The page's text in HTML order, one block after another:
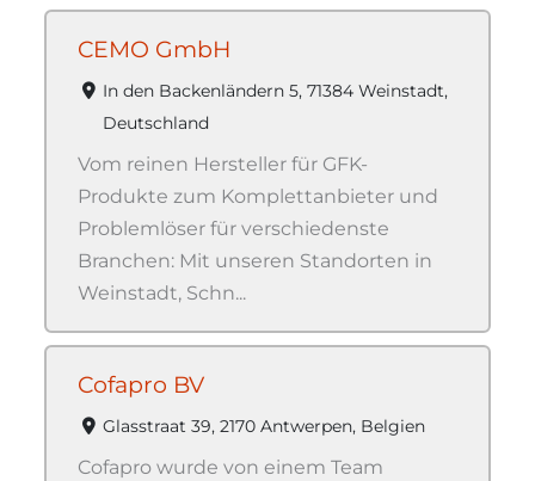
CEMO GmbH
In den Backenländern 5, 71384 Weinstadt,
Deutschland
Vom reinen Hersteller für GFK-
Produkte zum Komplettanbieter und
Problemlöser für verschiedenste
Branchen: Mit unseren Standorten in
Weinstadt, Schn...
Cofapro BV
Glasstraat 39, 2170 Antwerpen, Belgien
Cofapro wurde von einem Team